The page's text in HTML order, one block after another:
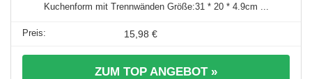
Kuchenform mit Trennwänden Größe:31 * 20 * 4.9cm ...
15,98 €
ZUM TOP ANGEBOT »